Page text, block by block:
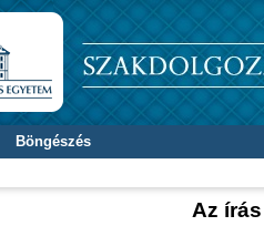
Böngészés
Az